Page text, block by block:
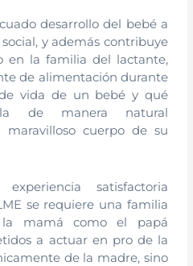
desarrollo del bebé a
y además contribuye
en la familia del lactante,
de alimentación durante
vida de un bebé y qué
de manera natural
cuerpo de su
satisfactoria
se requiere una familia
la mamá como el papá
a actuar en pro de la
de la madre, sino